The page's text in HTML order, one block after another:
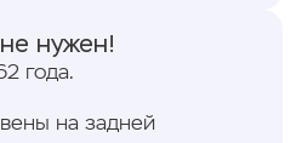
нужен!
года.
на задней